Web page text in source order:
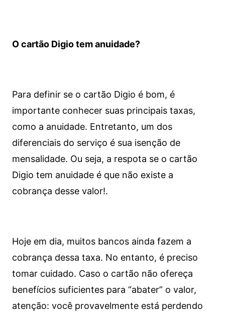
O cartão Digio tem anuidade?
Para definir se o cartão Digio é bom, é
importante conhecer suas principais taxas,
como a anuidade. Entretanto, um dos
diferenciais do serviço é sua isenção de
mensalidade. Ou seja, a respota se o cartão
Digio tem anuidade é que não existe a
cobrança desse valor!.
Hoje em dia, muitos bancos ainda fazem a
cobrança dessa taxa. No entanto, é preciso
tomar cuidado. Caso o cartão não ofereça
benefícios suficientes para “abater” o valor,
atenção: você provavelmente está perdendo